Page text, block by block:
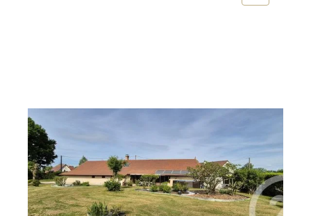
BRUAILLES 71
155,52 m
Ref : 2910
Maison à vendre
289 000 €